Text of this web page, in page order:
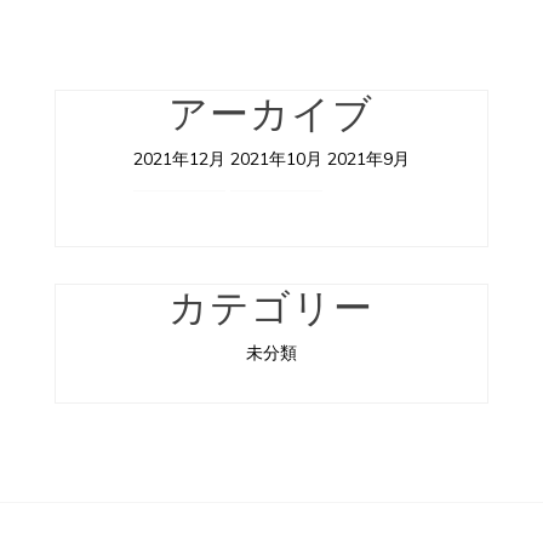
アーカイブ
2021年12月 2021年10月 2021年9月
カテゴリー
未分類